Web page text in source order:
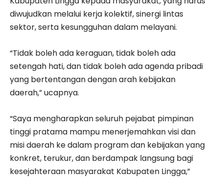
diwujudkan melalui kerja kolektif, sinergi lintas
sektor, serta kesungguhan dalam melayani.
“Tidak boleh ada keraguan, tidak boleh ada
setengah hati, dan tidak boleh ada agenda pribadi
yang bertentangan dengan arah kebijakan
daerah,” ucapnya.
“Saya mengharapkan seluruh pejabat pimpinan
tinggi pratama mampu menerjemahkan visi dan
misi daerah ke dalam program dan kebijakan yang
konkret, terukur, dan berdampak langsung bagi
kesejahteraan masyarakat Kabupaten Lingga,”